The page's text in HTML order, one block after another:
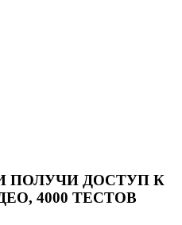
ПОЛУЧИ ДОСТУП К
4000 ТЕСТОВ